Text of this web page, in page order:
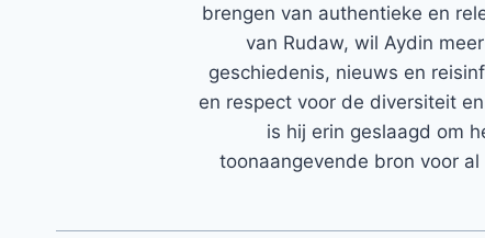
brengen van authentieke en
van Rudaw, wil Aydin
geschiedenis, nieuws en
en respect voor de diversiteit
is hij erin geslaagd om
toonaangevende bron voor